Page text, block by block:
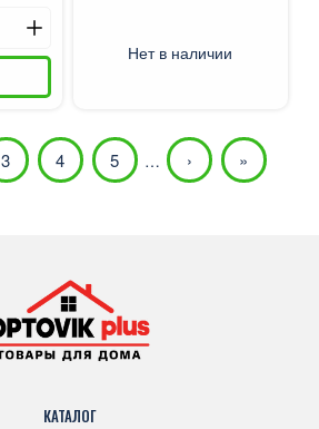
Нет в наличии
3 4 5 … › »
КАТАЛОГ